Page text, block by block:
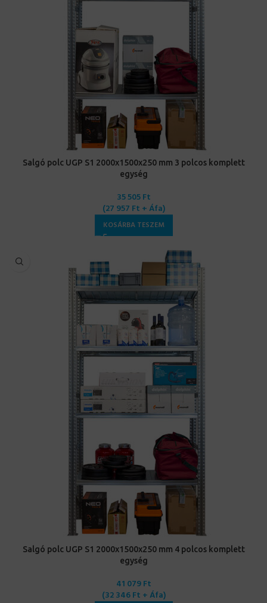
Salgó polc UGP S1 2000x1500x250 mm 3 polcos komplett
egység
35 505Ft
(27 957 Ft + Áfa)
KOSÁRBA TESZEM
Salgó polc UGP S1 2000x1500x250 mm 4 polcos komplett
egység
41 079Ft
(32 346Ft + Áfa)